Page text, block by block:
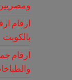
ارقام
بالكويت
ارقام